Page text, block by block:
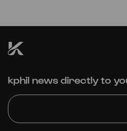
Rhythmuslabor –
kphil news directly to